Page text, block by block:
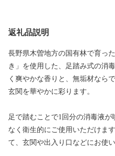
返礼品説明
長野県木曽地方の国有林で育っ
き」を使用した、足踏み式の消
く爽やかな香りと、無垢材なら
玄関を華やかに彩ります。
足で踏むことで1回分の消毒液
なく衛生的にご使用いただけま
て、玄関や出入り口などにお使い